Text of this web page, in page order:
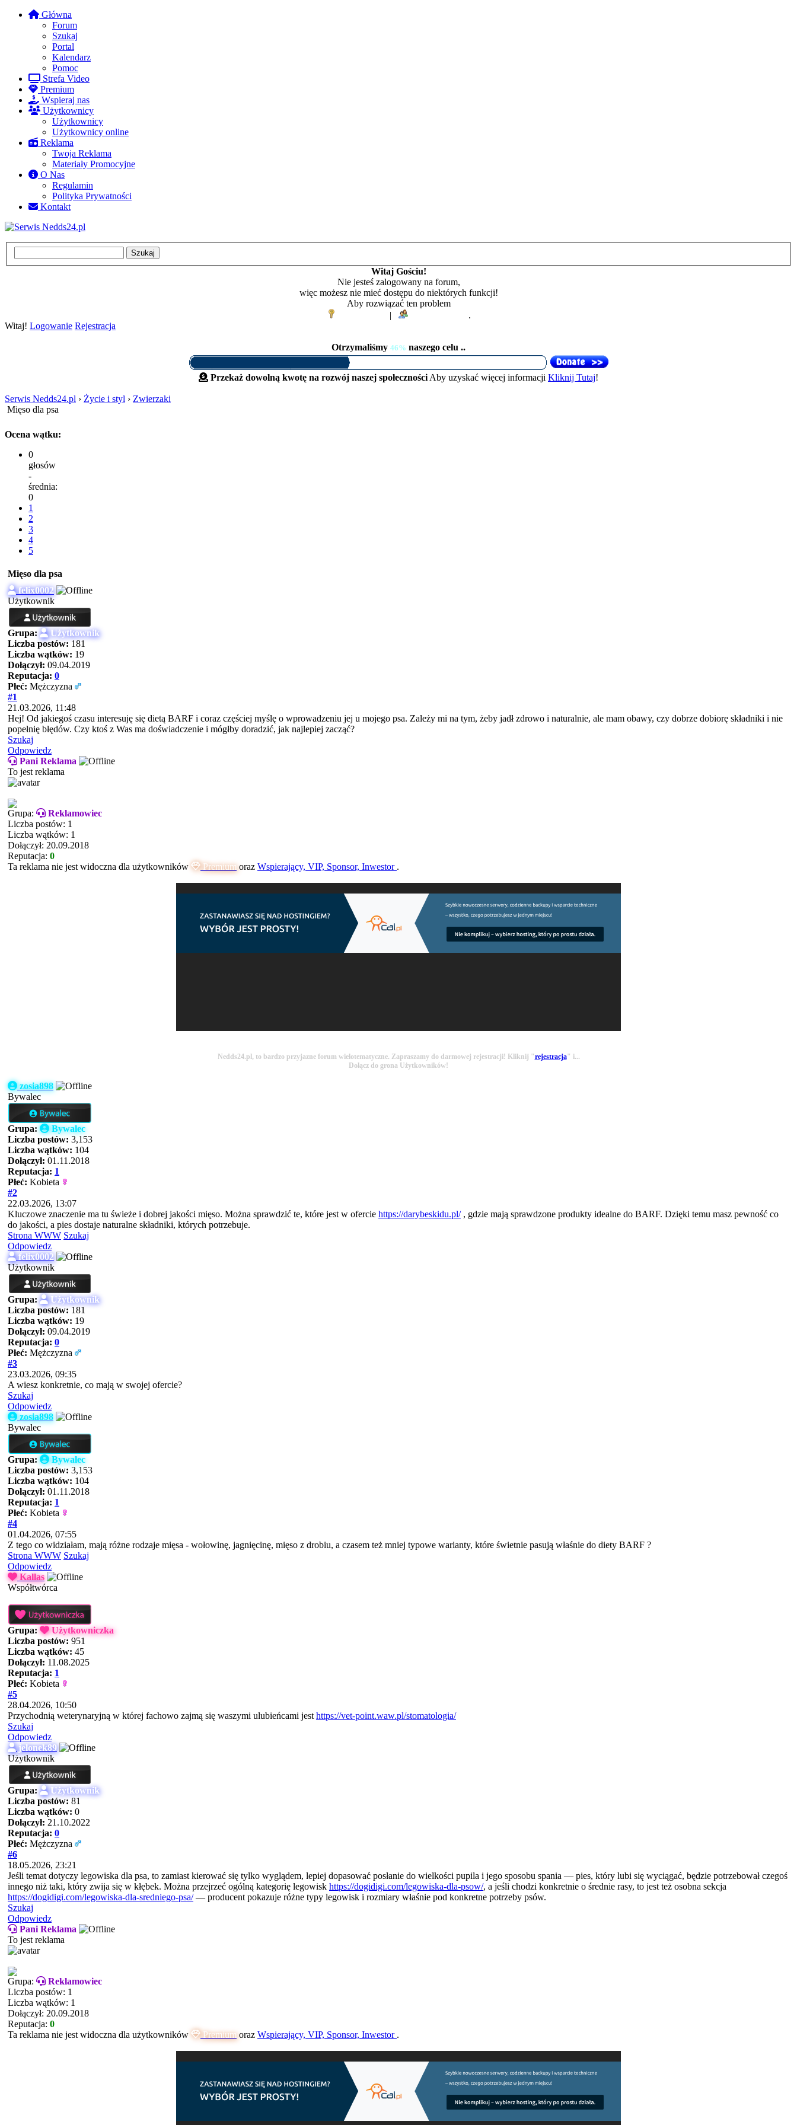
Główna
Forum
Szukaj
Portal
Kalendarz
Pomoc
Strefa Video
Premium
Wspieraj nas
Użytkownicy
Użytkownicy
Użytkownicy online
Reklama
Twoja Reklama
Materiały Promocyjne
O Nas
Regulamin
Polityka Prywatności
Kontakt
Witaj Gościu!
Nie jesteś zalogowany na forum,
więc możesz nie mieć dostępu do niektórych funkcji!
Aby rozwiązać ten problem
|
.
Witaj! Logowanie Rejestracja
Otrzymaliśmy 46% naszego celu ..
Przekaż dowolną kwotę na rozwój naszej społeczności Aby uzyskać więcej informacji Kliknij Tutaj!
Serwis Nedds24.pl › Życie i styl › Zwierzaki
Mięso dla psa
Ocena wątku:
0
głosów
-
średnia:
0
1
2
3
4
5
Mięso dla psa
felix0002
Użytkownik
Grupa:
Użytkownik
Liczba postów: 181
Liczba wątków: 19
Dołączył: 09.04.2019
Reputacja: 0
Płeć: Mężczyzna
#1
21.03.2026, 11:48
Hej! Od jakiegoś czasu interesuję się dietą BARF i coraz częściej myślę o wprowadzeniu jej u mojego psa. Zależy mi na tym, żeby jadł zdrowo i naturalnie, ale mam obawy, czy dobrze dobiorę składniki i nie
popełnię błędów. Czy ktoś z Was ma doświadczenie i mógłby doradzić, jak najlepiej zacząć?
Szukaj
Odpowiedz
Pani Reklama
To jest reklama
Grupa:
Reklamowiec
Liczba postów: 1
Liczba wątków: 1
Dołączył: 20.09.2018
Reputacja: 0
Ta reklama nie jest widoczna dla użytkowników
Premiumoraz Wspierający, VIP, Sponsor, Inwestor .
Nedds24.pl, to bardzo przyjazne forum wielotematyczne. Zapraszamy do darmowej rejestracji! Kliknij "rejestracja" i...
Dołącz do grona Użytkowników!
zosia898
Bywalec
Grupa:
Bywalec
Liczba postów: 3,153
Liczba wątków: 104
Dołączył: 01.11.2018
Reputacja: 1
Płeć: Kobieta
#2
22.03.2026, 13:07
Kluczowe znaczenie ma tu świeże i dobrej jakości mięso. Można sprawdzić te, które jest w ofercie https://darybeskidu.pl/, gdzie mają sprawdzone produkty idealne do BARF. Dzięki temu masz pewność co
do jakości, a pies dostaje naturalne składniki, których potrzebuje.
Strona WWW Szukaj
Odpowiedz
felix0002
Użytkownik
Grupa:
Użytkownik
Liczba postów: 181
Liczba wątków: 19
Dołączył: 09.04.2019
Reputacja: 0
Płeć: Mężczyzna
#3
23.03.2026, 09:35
A wiesz konkretnie, co mają w swojej ofercie?
Szukaj
Odpowiedz
zosia898
Bywalec
Grupa:
Bywalec
Liczba postów: 3,153
Liczba wątków: 104
Dołączył: 01.11.2018
Reputacja: 1
Płeć: Kobieta
#4
01.04.2026, 07:55
Z tego co widziałam, mają różne rodzaje mięsa - wołowinę, jagnięcinę, mięso z drobiu, a czasem też mniej typowe warianty, które świetnie pasują właśnie do diety BARF ?
Strona WWW Szukaj
Odpowiedz
Kallas
Współtwórca
Grupa:
Użytkowniczka
Liczba postów: 951
Liczba wątków: 45
Dołączył: 11.08.2025
Reputacja: 1
Płeć: Kobieta
#5
28.04.2026, 10:50
Przychodnią weterynaryjną w której fachowo zajmą się waszymi ulubieńcami jest https://vet-point.waw.pl/stomatologia/
Szukaj
Odpowiedz
jelonek89
Użytkownik
Grupa:
Użytkownik
Liczba postów: 81
Liczba wątków: 0
Dołączył: 21.10.2022
Reputacja: 0
Płeć: Mężczyzna
#6
18.05.2026, 23:21
Jeśli temat dotyczy legowiska dla psa, to zamiast kierować się tylko wyglądem, lepiej dopasować posłanie do wielkości pupila i jego sposobu spania — pies, który lubi się wyciągać, będzie potrzebował czegoś
innego niż taki, który zwija się w kłębek. Można przejrzeć ogólną kategorię legowisk https://dogidigi.com/legowiska-dla-psow/, a jeśli chodzi konkretnie o średnie rasy, to jest też osobna sekcja
https://dogidigi.com/legowiska-dla-sredniego-psa/— producent pokazuje różne typy legowisk i rozmiary właśnie pod konkretne potrzeby psów.
Szukaj
Odpowiedz
Pani Reklama
To jest reklama
Grupa:
Reklamowiec
Liczba postów: 1
Liczba wątków: 1
Dołączył: 20.09.2018
Reputacja: 0
Ta reklama nie jest widoczna dla użytkowników
Premiumoraz Wspierający, VIP, Sponsor, Inwestor .